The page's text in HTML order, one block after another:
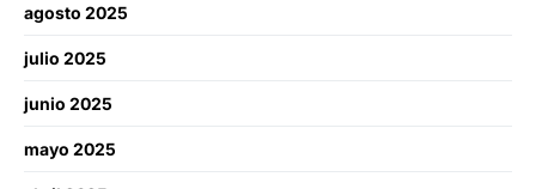
agosto 2025
julio 2025
junio 2025
mayo 2025